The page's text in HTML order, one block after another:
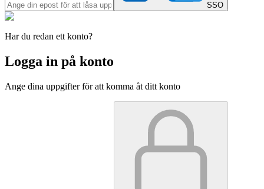
SSO
Har du redan ett konto?
Logga in på konto
Ange dina uppgifter för att komma åt ditt konto